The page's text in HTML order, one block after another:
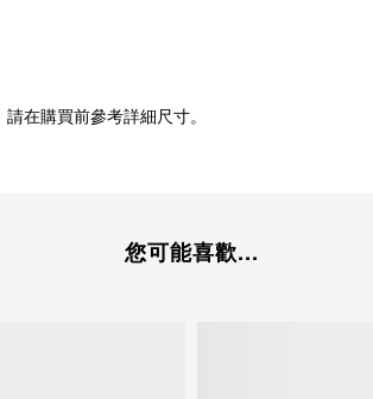
在購買前參考詳細尺寸。
您可能喜歡...